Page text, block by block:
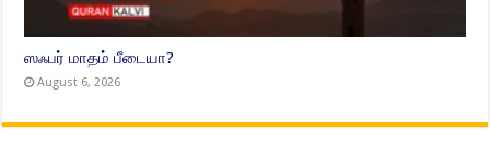
ஸஃபர் மாதம் பீடையா?
August 6, 2026